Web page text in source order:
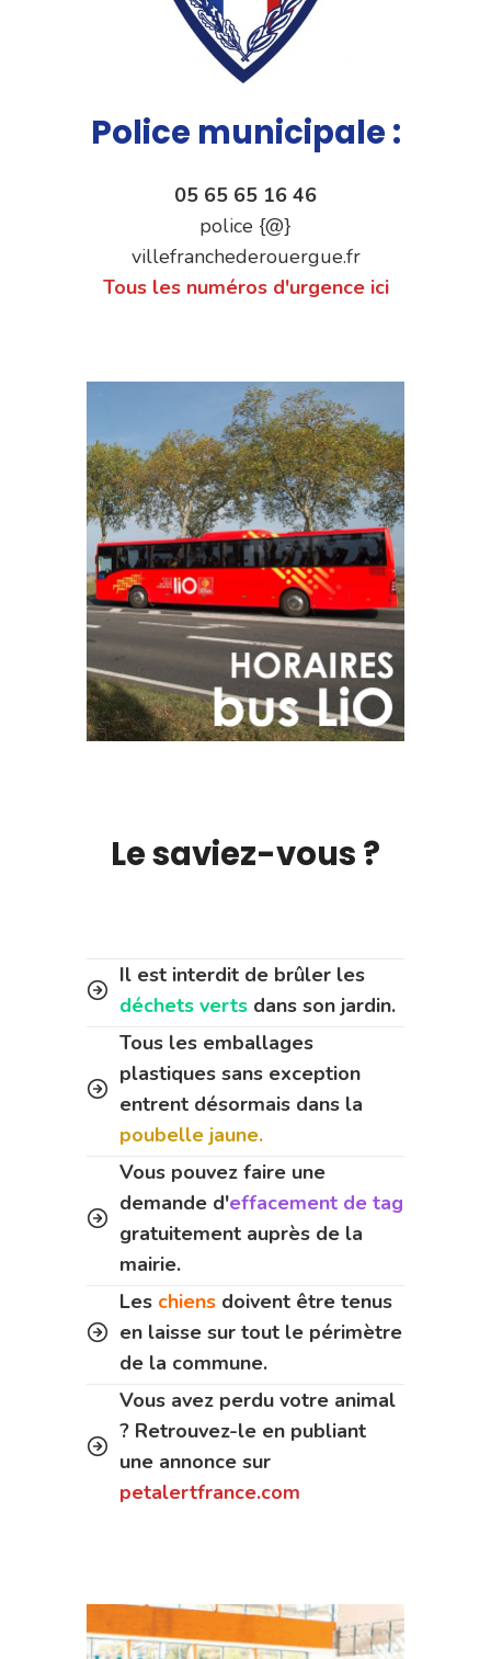
Police municipale :
05 65 65 16 46
police {@}
villefranchederouergue.fr
Tous les numéros d'urgence ici
Le saviez-vous ?
Il est interdit de brûler les
déchets verts dans son jardin.
Tous les emballages
plastiques sans exception
entrent désormais dans la
poubelle jaune.
Vous pouvez faire une
demande d'effacement de tag
gratuitement auprès de la
mairie.
Les chiens doivent être tenus
en laisse sur tout le périmètre
de la commune.
Vous avez perdu votre animal
? Retrouvez-le en publiant
une annonce sur
petalertfrance.com